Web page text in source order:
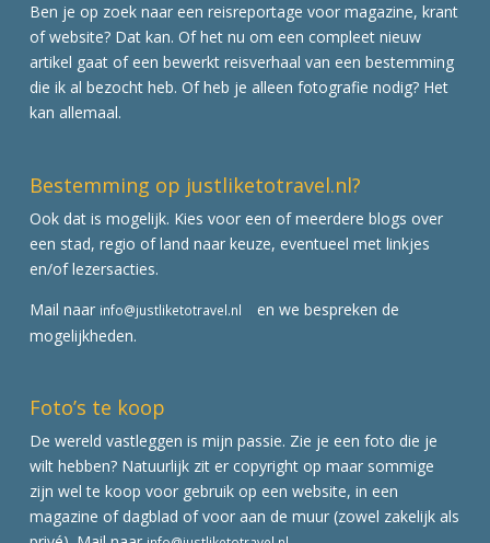
Ben je op zoek naar een reisreportage voor magazine, krant
of website? Dat kan. Of het nu om een compleet nieuw
artikel gaat of een bewerkt reisverhaal van een bestemming
die ik al bezocht heb. Of heb je alleen fotografie nodig? Het
kan allemaal.
Bestemming op justliketotravel.nl?
Ook dat is mogelijk. Kies voor een of meerdere blogs over
een stad, regio of land naar keuze, eventueel met linkjes
en/of lezersacties.
Mail naar info@justliketotravel.nl
en we bespreken de
mogelijkheden.
Foto’s te koop
De wereld vastleggen is mijn passie. Zie je een foto die je
wilt hebben? Natuurlijk zit er copyright op maar sommige
zijn wel te koop voor gebruik op een website, in een
magazine of dagblad of voor aan de muur (zowel zakelijk als